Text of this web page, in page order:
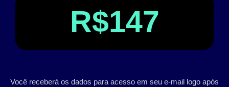
R$147
Você receberá os dados para acesso em seu e-mail logo após